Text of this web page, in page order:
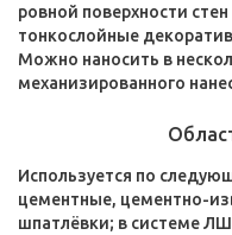
ровной поверхности
тонкослойные
Можно наносить в
механизированного
Используется по
цементные, цементно-
шпатлёвки; в системе